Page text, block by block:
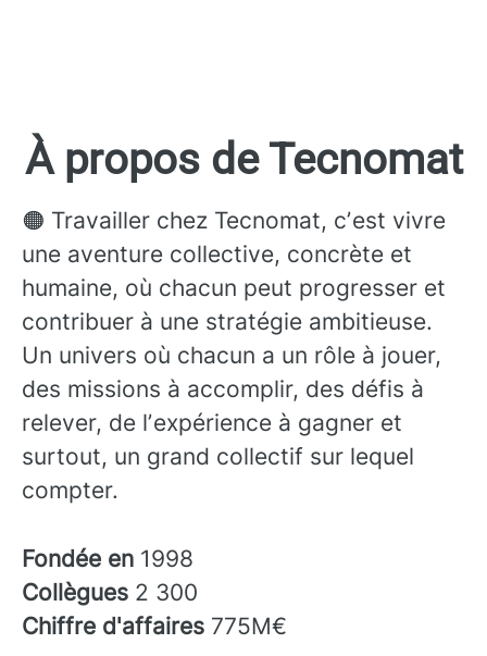
À propos de Tecnomat
🟠 Travailler chez Tecnomat, cʼest vivre
une aventure collective, concrète et
humaine, où chacun peut progresser et
contribuer à une stratégie ambitieuse.
Un univers où chacun a un rôle à jouer,
des missions à accomplir, des défis à
relever, de lʼexpérience à gagner et
surtout, un grand collectif sur lequel
compter.
Fondée en 1998
Collègues 2 300
Chiffre d'affaires 775M€